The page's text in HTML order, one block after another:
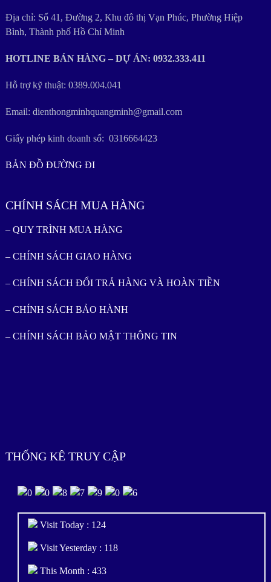
Địa chỉ: Số 41, Đường 2, Khu đô thị Vạn Phúc, Phường Hiệp
Bình, Thành phố Hồ Chí Minh
HOTLINE BÁN HÀNG – DỰ ÁN: 0932.333.411
Hỗ trợ kỹ thuật: 0389.004.041
Email: dienthongminhquangminh@gmail.com
Giấy phép kinh doanh số: 0316664423
BẢN ĐỒ ĐƯỜNG ĐI
CHÍNH SÁCH MUA HÀNG
– QUY TRÌNH MUA HÀNG
– CHÍNH SÁCH GIAO HÀNG
– CHÍNH SÁCH ĐỔI TRẢ HÀNG VÀ HOÀN TIỀN
– CHÍNH SÁCH BẢO HÀNH
– CHÍNH SÁCH BẢO MẬT THÔNG TIN
THỐNG KÊ TRUY CẬP
Visit Today : 124
Visit Yesterday : 118
This Month : 433